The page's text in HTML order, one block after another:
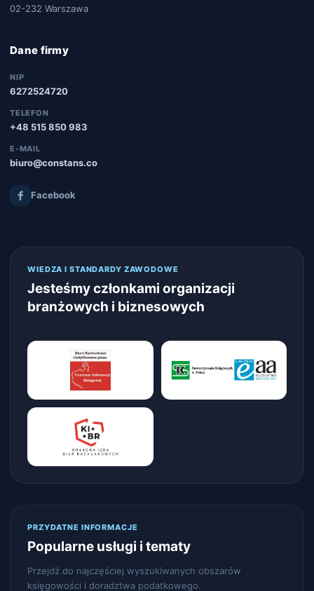
02-232 Warszawa
Dane firmy
NIP
6272524720
TELEFON
+48 515 850 983
E-MAIL
biuro@constans.co
Facebook
WIEDZA I STANDARDY ZAWODOWE
Jesteśmy członkami organizacji
branżowych i biznesowych
PRZYDATNE INFORMACJE
Popularne usługi i tematy
Przejdź do najczęściej wyszukiwanych obszarów
księgowości i doradztwa podatkowego.